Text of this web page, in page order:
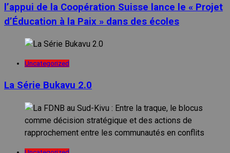
l’appui de la Coopération Suisse lance le « Projet
d’Éducation à la Paix » dans des écoles
Uncategorized
La Série Bukavu 2.0